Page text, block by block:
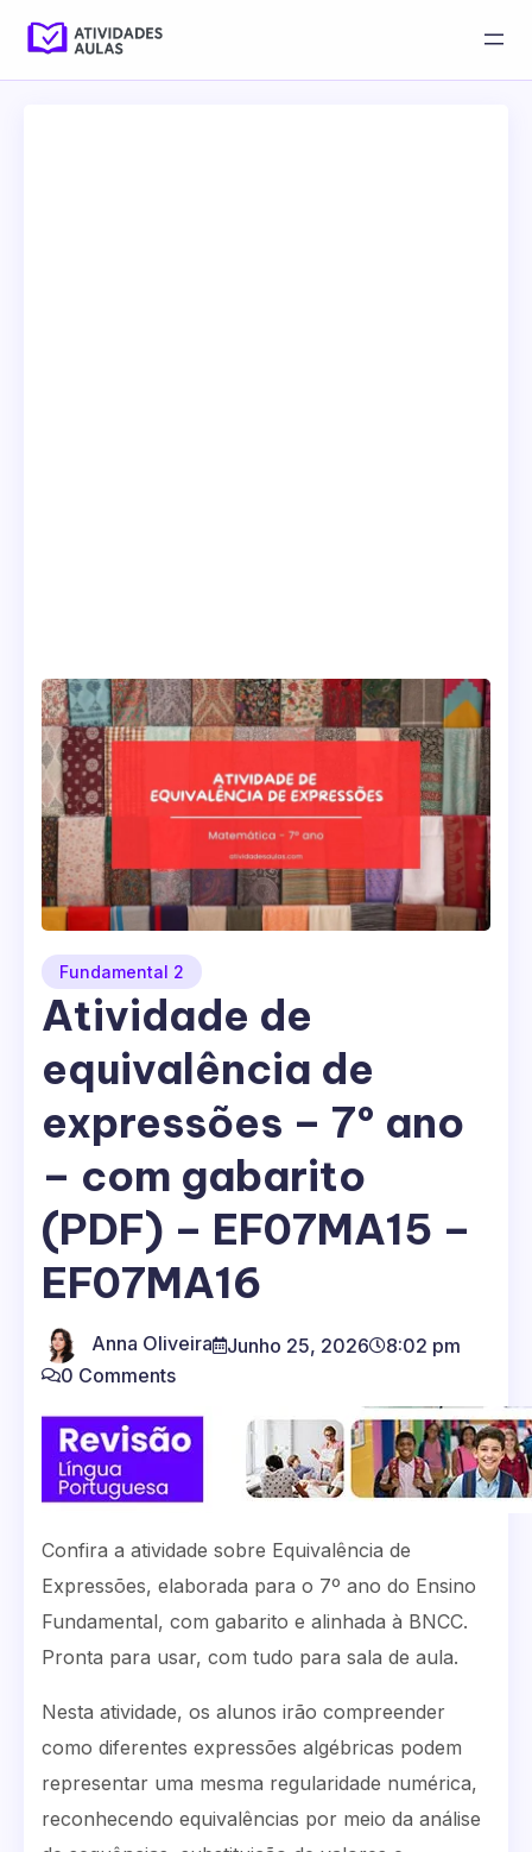
Fundamental 2
Atividade de
equivalência de
expressões – 7º ano
– com gabarito
(PDF) – EF07MA15 –
EF07MA16
Anna Oliveira Junho 25, 2026
8:02 pm
0 Comments
Confira a atividade sobre Equivalência de
Expressões, elaborada para o 7º ano do Ensino
Fundamental, com gabarito e alinhada à BNCC.
Pronta para usar, com tudo para sala de aula.
Nesta atividade, os alunos irão compreender
como diferentes expressões algébricas podem
representar uma mesma regularidade numérica,
reconhecendo equivalências por meio da análise